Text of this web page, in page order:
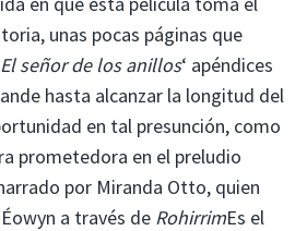
unas pocas páginas que
El señor de los anillos‘ apéndices
hasta alcanzar la longitud del
en tal presunción, como
prometedora en el preludio
por Miranda Otto, quien
a través de RohirrimEs el